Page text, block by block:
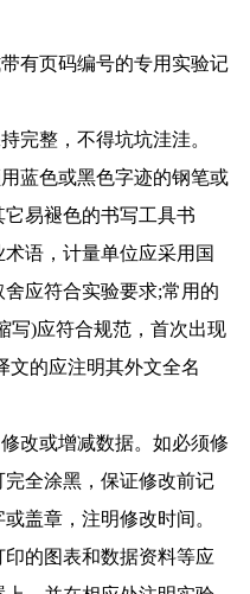
页码编号的专用实验记
整，不得坑坑洼洼。
色或黑色字迹的钢笔或
易褪色的书写工具书
语，计量单位应采用国
应符合实验要求;常用的
写)应符合规范，首次出现
文的应注明其外文全名
或增减数据。如必须修
全涂黑，保证修改前记
盖章，注明修改时间。
的图表和数据资料等应